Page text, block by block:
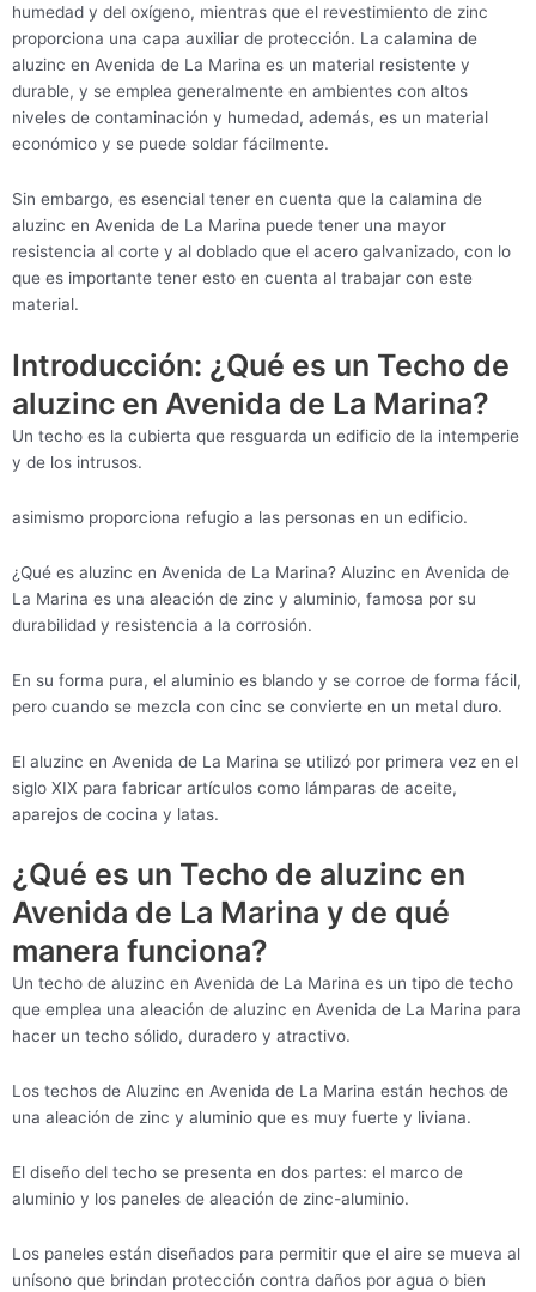
humedad y del oxígeno, mientras que el revestimiento de zinc
proporciona una capa auxiliar de protección. La calamina de
aluzinc en Avenida de La Marina es un material resistente y
durable, y se emplea generalmente en ambientes con altos
niveles de contaminación y humedad, además, es un material
económico y se puede soldar fácilmente.
Sin embargo, es esencial tener en cuenta que la calamina de
aluzinc en Avenida de La Marina puede tener una mayor
resistencia al corte y al doblado que el acero galvanizado, con lo
que es importante tener esto en cuenta al trabajar con este
material.
Introducción: ¿Qué es un Techo de
aluzinc en Avenida de La Marina?
Un techo es la cubierta que resguarda un edificio de la intemperie
y de los intrusos.
asimismo proporciona refugio a las personas en un edificio.
¿Qué es aluzinc en Avenida de La Marina? Aluzinc en Avenida de
La Marina es una aleación de zinc y aluminio, famosa por su
durabilidad y resistencia a la corrosión.
En su forma pura, el aluminio es blando y se corroe de forma fácil,
pero cuando se mezcla con cinc se convierte en un metal duro.
El aluzinc en Avenida de La Marina se utilizó por primera vez en el
siglo XIX para fabricar artículos como lámparas de aceite,
aparejos de cocina y latas.
¿Qué es un Techo de aluzinc en
Avenida de La Marina y de qué
manera funciona?
Un techo de aluzinc en Avenida de La Marina es un tipo de techo
que emplea una aleación de aluzinc en Avenida de La Marina para
hacer un techo sólido, duradero y atractivo.
Los techos de Aluzinc en Avenida de La Marina están hechos de
una aleación de zinc y aluminio que es muy fuerte y liviana.
El diseño del techo se presenta en dos partes: el marco de
aluminio y los paneles de aleación de zinc-aluminio.
Los paneles están diseñados para permitir que el aire se mueva al
unísono que brindan protección contra daños por agua o bien